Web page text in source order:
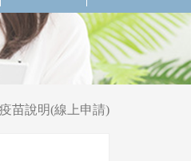
苗說明(線上申請)